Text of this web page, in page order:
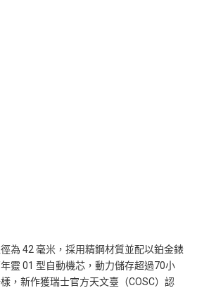
為 42 毫米，採用精鋼材質並配以鉑金錶
靈 01 型自動機芯，動力儲存超過70小
，新作獲瑞士官方天文臺（COSC）認